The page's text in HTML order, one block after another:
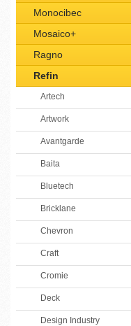
Monocibec
Mosaico+
Ragno
Refin
Artech
Artwork
Avantgarde
Baita
Bluetech
Bricklane
Chevron
Craft
Cromie
Deck
Design Industry